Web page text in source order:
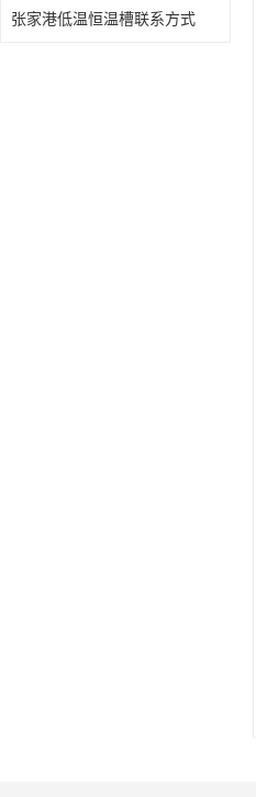
张家港低温恒温槽联系方式